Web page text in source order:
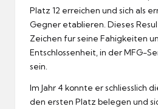
Platz 12 erreichen und sich als
Gegner etablieren. Dieses
Zeichen fur seine Fahigkeiten
Entschlossenheit, in der MFG-
sein.
Im Jahr 4 konnte er schliesslich
den ersten Platz belegen und